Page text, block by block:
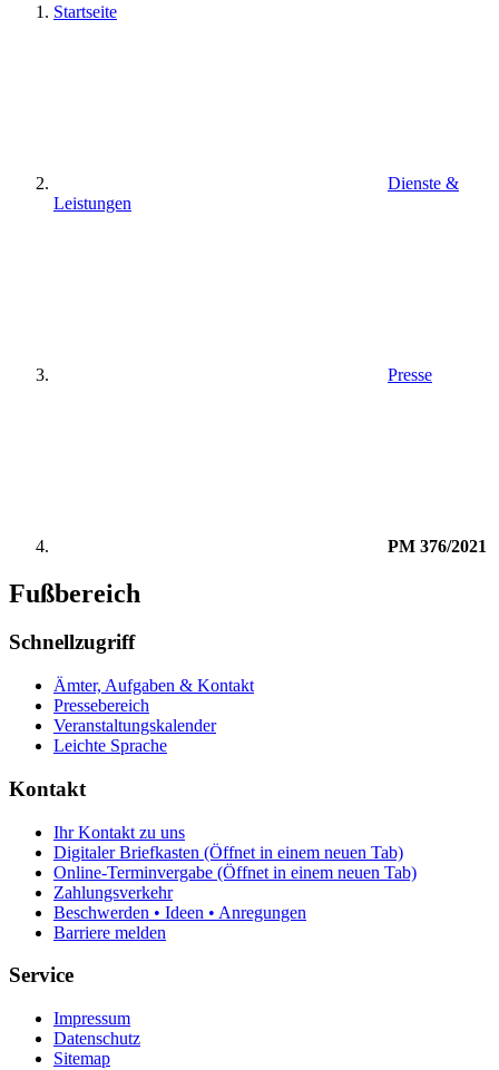
Startseite
Dienste &
Leistungen
Presse
PM 376/2021
Fußbereich
Schnellzugriff
Ämter, Aufgaben & Kontakt
Pressebereich
Veranstaltungskalender
Leichte Sprache
Kontakt
Ihr Kontakt zu uns
Digitaler Briefkasten (Öffnet in einem neuen Tab)
Online-Terminvergabe (Öffnet in einem neuen Tab)
Zahlungsverkehr
Beschwerden • Ideen • Anregungen
Barriere melden
Service
Impressum
Datenschutz
Sitemap